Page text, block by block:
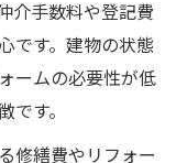
介手数料や登記費
です。建物の状態
ームの必要性が低
す。
修繕費やリフォー